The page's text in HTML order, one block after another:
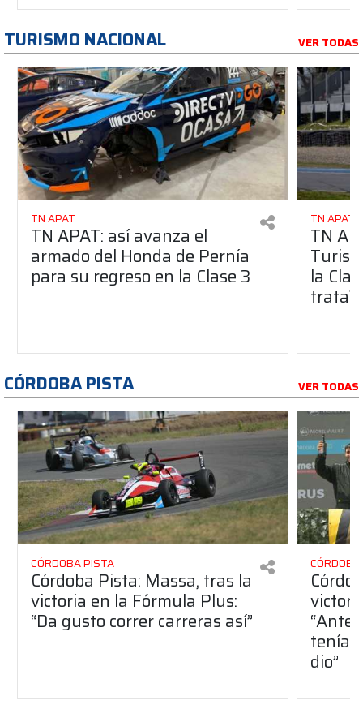
TURISMO NACIONAL VER TODAS
TN APAT
TN APAT: así avanza el
armado del Honda de Pernía
para su regreso en la Clase 3
TN APAT
TN
la
trata?
CÓRDOBA PISTA VER TODAS
CÓRDOBA PISTA
Córdoba Pista: Massa, tras la
victoria en la Fórmula Plus:
“Da gusto correr carreras así”
dio”